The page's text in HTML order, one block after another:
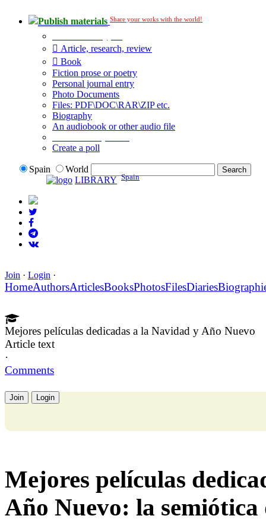
Publish materials Share your works with the world!
Article, research, review
Book
Fiction prose or poetry
Personal journal entry
Photo Documents
Files: PDF\DOC\RAR\ZIP etc.
Biography
An audiobook or other audio file
Create a poll
Spain
World
LIBRARY Spain
Join · Login ·
HomeAuthorsArticlesBooksPhotosFilesDiaries
Mejores películas dedicadas a la Navidad y Año Nuevo
Article text
·
Comments
Join Login
Mejores películas
Año Nuevo: la semiótica